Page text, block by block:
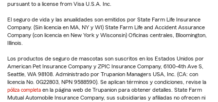
pursuant to a license from Visa U.S.A. Inc.
El seguro de vida y las anualidades son emitidos por State Farm Life Insurance
Company. (Sin licencia en MA, NY y WI) State Farm Life and Accident Assurance
Company (con licencia en New York y Wisconsin) Oficinas centrales, Bloomington,
Illinois.
Los productos de seguro de mascotas son suscritos en los Estados Unidos por
American Pet Insurance Company y ZPIC Insurance Company, 6100-4th Ave S,
Seattle, WA 98108. Administrado por Trupanion Managers USA, Inc. (CA: con
licencia No. 0G22803, NPN 9588590). Se aplican términos y condiciones, revise la
póliza completa en la página web de Trupanion para obtener detalles. State Farm
Mutual Automobile Insurance Company, sus subsidiarias y afiliadas no ofrecen ni